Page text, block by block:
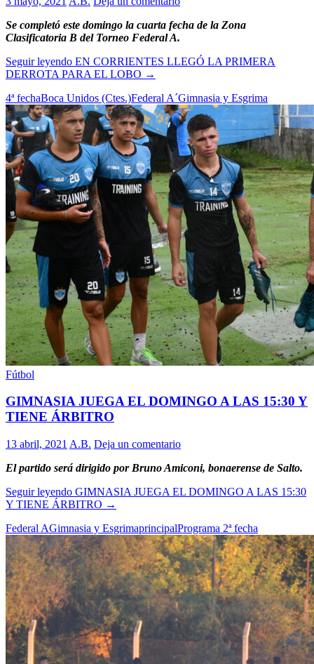
Se completó este domingo la cuarta fecha de la Zona
Clasificatoria B del Torneo Federal A.
Seguir leyendo EN CORRIENTES LLEGÓ LA PRIMERA
DERROTA PARA EL LOBO →
4ª fechaBoca Unidos (Ctes.)Federal A´Gimnasia y Esgrima
Fútbol
GIMNASIA JUEGA EL DOMINGO A LAS 15:30 Y
TIENE ÁRBITRO
13 abril, 2021 A.B. Deja un comentario
El partido será dirigido por Bruno Amiconi, bonaerense de Salto.
Seguir leyendo GIMNASIA JUEGA EL DOMINGO A LAS 15:30
Y TIENE ÁRBITRO →
Federal AGimnasia y EsgrimaprincipalPrograma 2ª fecha